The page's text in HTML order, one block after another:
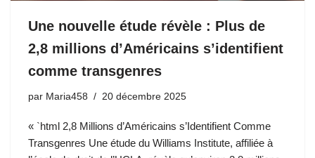
Une nouvelle étude révèle : Plus de
2,8 millions d’Américains s’identifient
comme transgenres
par Maria458 20 décembre 2025
« `html 2,8 Millions d’Américains s’Identifient Comme
Transgenres Une étude du Williams Institute, affiliée à